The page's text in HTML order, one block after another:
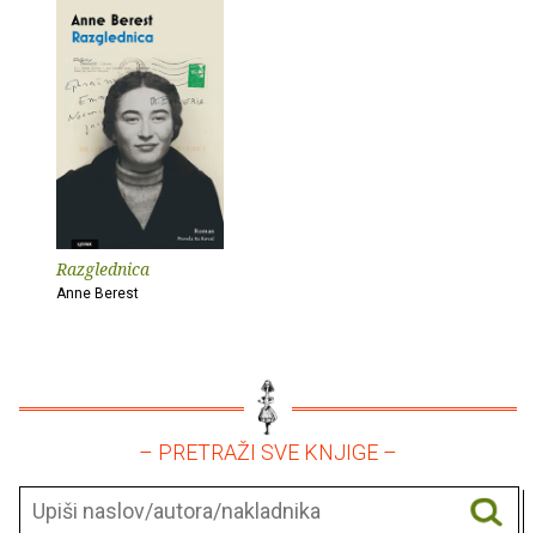
Razglednica
Anne Berest
– PRETRAŽI SVE KNJIGE –